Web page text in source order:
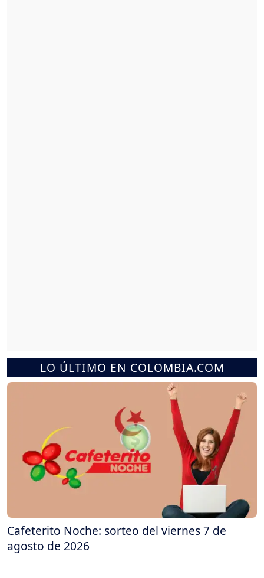
LO ÚLTIMO EN COLOMBIA.COM
Cafeterito Noche: sorteo del viernes 7 de
agosto de 2026